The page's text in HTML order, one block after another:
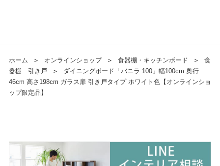
ホーム ＞ オンラインショップ ＞ 食器棚・キッチンボード ＞
食
器棚 引き戸
＞
ダイニングボード「バニラ 100」幅100cm 奥行
46cm 高さ198cm ガラス扉 引き戸タイプ ホワイト色【オンラインショ
ップ限定品】